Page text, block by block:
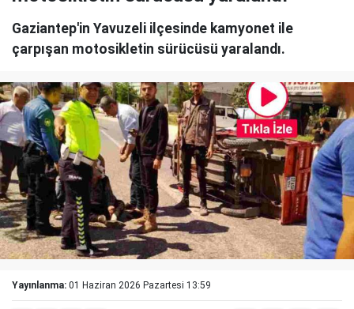
Gaziantep'in Yavuzeli ilçesinde kamyonet ile
çarpışan motosikletin sürücüsü yaralandı.
Yayınlanma: 01 Haziran 2026 Pazartesi 13:59